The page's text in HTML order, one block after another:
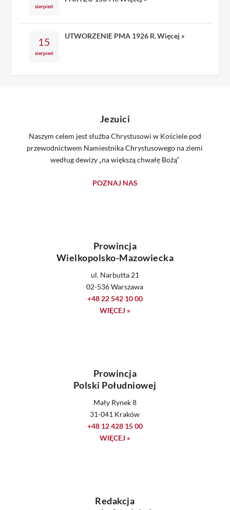
sierpień
15
sierpień
UTWORZENIE PMA 1926 R.Więcej »
Jezuici
Naszym celem jest służba Chrystusowi w Kościele pod
przewodnictwem Namiestnika Chrystusowego na ziemi
według dewizy „na większą chwałę Bożą”
POZNAJ NAS
Prowincja
Wielkopolsko-Mazowiecka
ul. Narbutta 21
02-536 Warszawa
+48 22 542 10 00
WIĘCEJ »
Prowincja
Polski Południowej
Mały Rynek 8
31-041 Kraków
+48 12 428 15 00
WIĘCEJ »
Redakcja